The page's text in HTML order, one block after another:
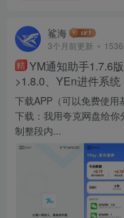
鲨海
3个月前更新
精 YM通知助手1.7.6
>1.8.0、YEn进件系统
下载APP（可以免费使
下载：我用夸克网盘给
制整段内...